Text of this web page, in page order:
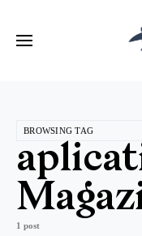
BROWSING TAG
1 post